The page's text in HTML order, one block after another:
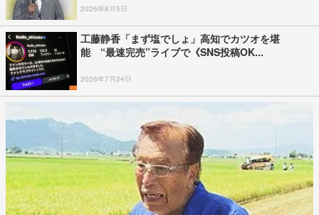
2026年8月5日
工藤静香「まず塩でしょ」高知でカツオを堪
能 “最速完売”ライブで《SNS投稿OK...
2026年7月24日